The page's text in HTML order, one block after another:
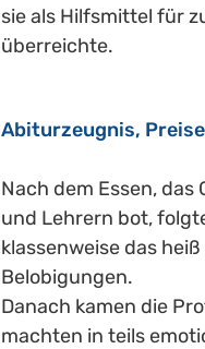
sie als Hilfsmittel für
überreichte.
Abiturzeugnis,
Nach dem Essen,
und Lehrern bot,
klassenweise das
Belobigungen.
Danach kamen die
machten in teils